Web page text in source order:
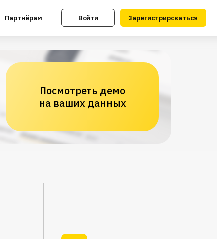
Войти Зарегистрироваться
Посмотреть демо
на ваших данных